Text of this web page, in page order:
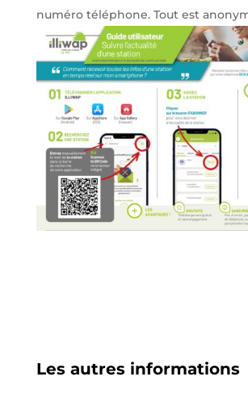
numéro téléphone. Tout est
Les autres informations